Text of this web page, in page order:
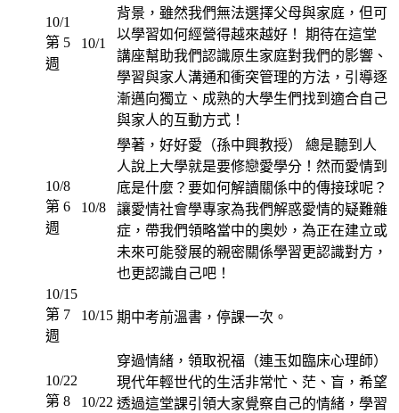
10/1
第 5
週
10/1
背景，雖然我們無法選擇父母與家庭，但可
以學習如何經營得越來越好！ 期待在這堂
講座幫助我們認識原生家庭對我們的影響、
學習與家人溝通和衝突管理的方法，引導逐
漸邁向獨立、成熟的大學生們找到適合自己
與家人的互動方式！
10/8
第 6
週
10/8
學著，好好愛（孫中興教授） 總是聽到人
人說上大學就是要修戀愛學分！然而愛情到
底是什麼？要如何解讀關係中的傳接球呢？
讓愛情社會學專家為我們解惑愛情的疑難雜
症，帶我們領略當中的奧妙，為正在建立或
未來可能發展的親密關係學習更認識對方，
也更認識自己吧！
10/15
第 7
週
10/15 期中考前溫書，停課一次。
10/22
第 8
10/22
穿過情緒，領取祝福（連玉如臨床心理師）
現代年輕世代的生活非常忙、茫、盲，希望
透過這堂課引領大家覺察自己的情緒，學習